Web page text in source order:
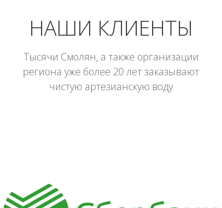
НАШИ КЛИЕНТЫ
Тысячи Смолян, а также организации
региона уже более 20 лет заказывают
чистую артезианскую воду